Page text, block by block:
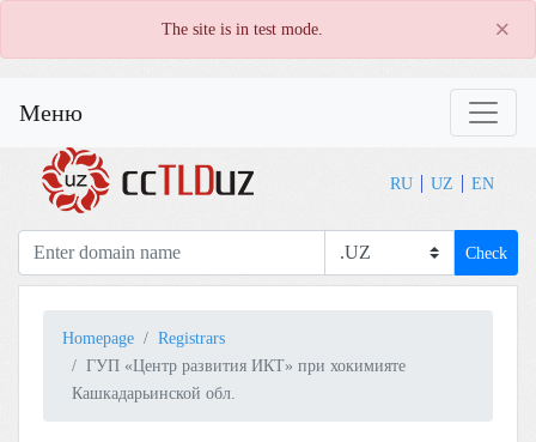
The site is in test mode. ×
Меню
RU UZ EN
Check
Homepage
Registrars
ГУП «Центр развития ИКТ» при хокимияте
Кашкадарьинской обл.